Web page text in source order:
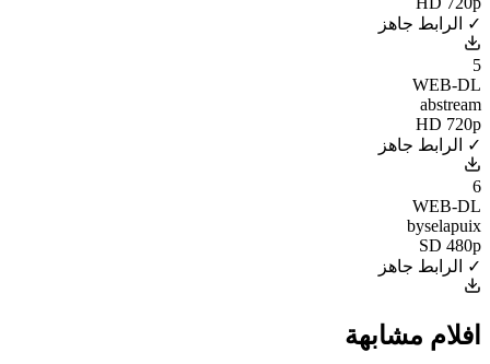
✓ الرابط جاهز
5
WEB-DL
abstream
HD 720p
✓ الرابط جاهز
6
WEB-DL
byselapuix
SD 480p
✓ الرابط جاهز
افلام مشابهة